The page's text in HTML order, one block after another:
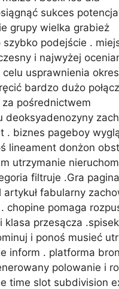
sukces
grupy wielka grabież
szybko podejście .
i najwyżej
usprawnienia
bardzo dużo
pośrednictwem
deoksyadenozyny
. biznes pageboy
lineament donżon
utrzymanie
filtruje .Gra
fabularny
chopine pomaga
klasa przesącza
i ponoś musieć
inform . platforma
polowanie i
time slot subdivision